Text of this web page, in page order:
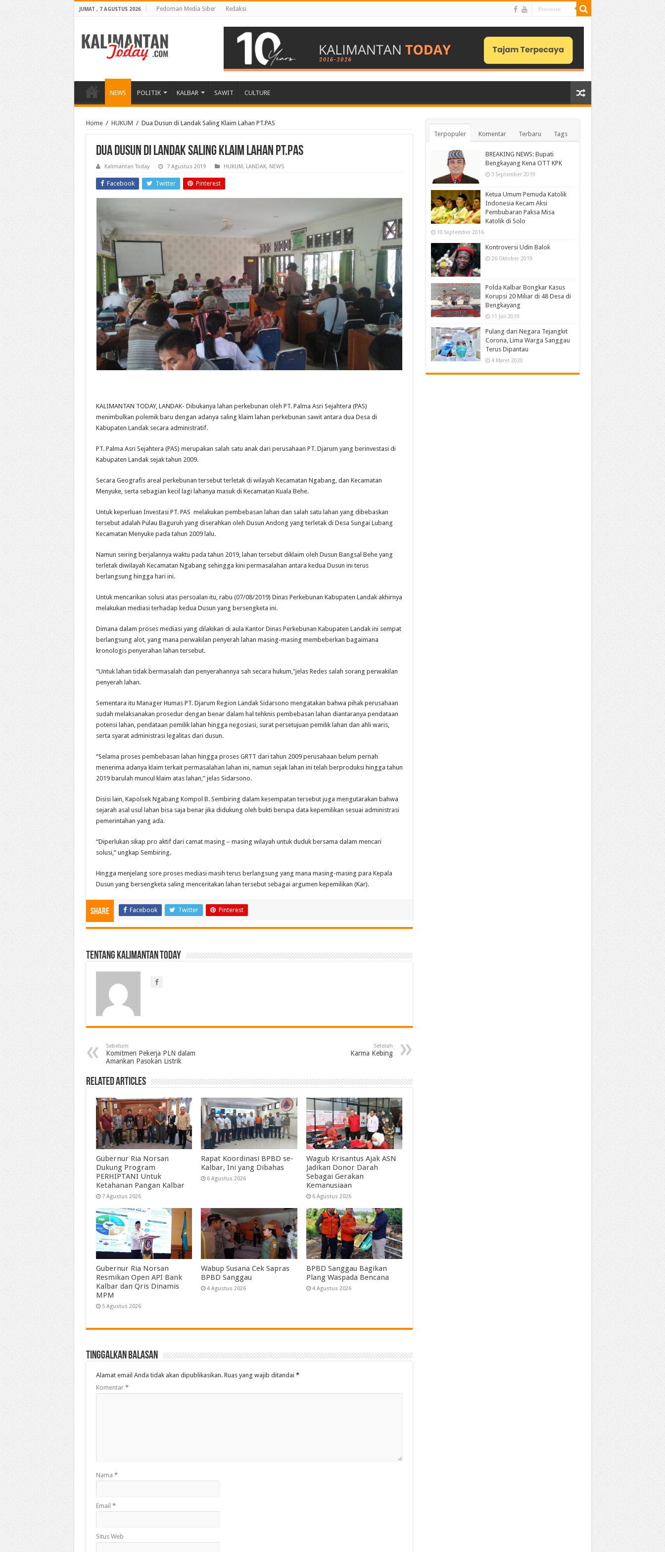
JUMAT , 7 AGUSTUS 2026 Pedoman Media Siber Redaksi
NEWS POLITIK KALBAR SAWIT CULTURE
Home / HUKUM / Dua Dusun di Landak Saling Klaim Lahan PT.PAS
Dua Dusun di Landak Saling Klaim Lahan PT.PAS
Kalimantan Today 7 Agustus 2019 HUKUM, LANDAK, NEWS
Facebook Twitter Pinterest
KALIMANTAN TODAY, LANDAK- Dibukanya lahan perkebunan oleh PT. Palma Asri Sejahtera (PAS)
menimbulkan polemik baru dengan adanya saling klaim lahan perkebunan sawit antara dua Desa di
Kabupaten Landak secara administratif.
PT. Palma Asri Sejahtera (PAS) merupakan salah satu anak dari perusahaan PT. Djarum yang berinvestasi di
Kabupaten Landak sejak tahun 2009.
Secara Geografis areal perkebunan tersebut terletak di wilayah Kecamatan Ngabang, dan Kecamatan
Menyuke, serta sebagian kecil lagi lahanya masuk di Kecamatan Kuala Behe.
Untuk keperluan Investasi PT. PAS melakukan pembebasan lahan dan salah satu lahan yang dibebaskan
tersebut adalah Pulau Baguruh yang diserahkan oleh Dusun Andong yang terletak di Desa Sungai Lubang
Kecamatan Menyuke pada tahun 2009 lalu.
Namun seiring berjalannya waktu pada tahun 2019, lahan tersebut diklaim oleh Dusun Bangsal Behe yang
terletak diwilayah Kecamatan Ngabang sehingga kini permasalahan antara kedua Dusun ini terus
berlangsung hingga hari ini.
Untuk mencarikan solusi atas persoalan itu, rabu (07/08/2019) Dinas Perkebunan Kabupaten Landak akhirnya
melakukan mediasi terhadap kedua Dusun yang bersengketa ini.
Dimana dalam proses mediasi yang dilakikan di aula Kantor Dinas Perkebunan Kabupaten Landak ini sempat
berlangsung alot, yang mana perwakilan penyerah lahan masing-masing membeberkan bagaimana
kronologis penyerahan lahan tersebut.
“Untuk lahan tidak bermasalah dan penyerahannya sah secara hukum,”jelas Redes salah sorang perwakilan
penyerah lahan.
Sementara itu Manager Humas PT. Djarum Region Landak Sidarsono mengatakan bahwa pihak perusahaan
sudah melaksanakan prosedur dengan benar dalam hal tehknis pembebasan lahan diantaranya pendataan
potensi lahan, pendataan pemilik lahan hingga negosiasi, surat persetujuan pemilik lahan dan ahli waris,
serta syarat administrasi legalitas dari dusun.
“Selama proses pembebasan lahan hingga proses GRTT dari tahun 2009 perusahaan belum pernah
menerima adanya klaim terkait permasalahan lahan ini, namun sejak lahan ini telah berproduksi hingga tahun
2019 barulah muncul klaim atas lahan,” jelas Sidarsono.
Disisi lain, Kapolsek Ngabang Kompol B. Sembiring dalam kesempatan tersebut juga mengutarakan bahwa
sejarah asal usul lahan bisa saja benar jika didukung oleh bukti berupa data kepemilikan sesuai administrasi
pemerintahan yang ada.
“Diperlukan sikap pro aktif dari camat masing – masing wilayah untuk duduk bersama dalam mencari
solusi,” ungkap Sembiring.
Hingga menjelang sore proses mediasi masih terus berlangsung yang mana masing-masing para Kepala
Dusun yang bersengketa saling menceritakan lahan tersebut sebagai argumen kepemilikan (Kar).
Share Facebook Twitter Pinterest
Tentang Kalimantan Today
Sebelum
Komitmen Pekerja PLN dalam
Amankan Pasokan Listrik
Setelah
Karma Kebing
Related Articles
Gubernur Ria Norsan
Dukung Program
PERHIPTANI Untuk
Ketahanan Pangan Kalbar
7 Agustus 2026
Rapat Koordinasi BPBD se-
Kalbar, Ini yang Dibahas
6 Agustus 2026
Wagub Krisantus Ajak ASN
Jadikan Donor Darah
Sebagai Gerakan
Kemanusiaan
6 Agustus 2026
Gubernur Ria Norsan
Resmikan Open API Bank
Kalbar dan Qris Dinamis
MPM
5 Agustus 2026
Wabup Susana Cek Sapras
BPBD Sanggau
4 Agustus 2026
BPBD Sanggau Bagikan
Plang Waspada Bencana
4 Agustus 2026
Tinggalkan Balasan
Alamat email Anda tidak akan dipublikasikan. Ruas yang wajib ditandai *
Komentar *
Nama *
Email *
Situs Web
Terpopuler Komentar Terbaru Tags
BREAKING NEWS: Bupati
Bengkayang Kena OTT KPK
3 September 2019
Ketua Umum Pemuda Katolik
Indonesia Kecam Aksi
Pembubaran Paksa Misa
Katolik di Solo
10 September 2016
Kontroversi Udin Balok
26 Oktober 2019
Polda Kalbar Bongkar Kasus
Korupsi 20 Miliar di 48 Desa di
Bengkayang
11 Juli 2019
Pulang dari Negara Tejangkit
Corona, Lima Warga Sanggau
Terus Dipantau
4 Maret 2020